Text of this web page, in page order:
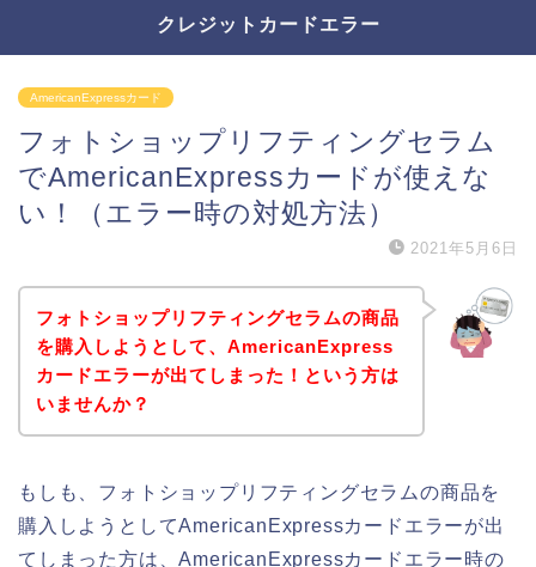
クレジットカードエラー
AmericanExpressカード
フォトショップリフティングセラム
でAmericanExpressカードが使えな
い！（エラー時の対処方法）
2021年5月6日
フォトショップリフティングセラムの商品
を購入しようとして、AmericanExpress
カードエラーが出てしまった！という方は
いませんか？
もしも、フォトショップリフティングセラムの商品を
購入しようとしてAmericanExpressカードエラーが出
てしまった方は、AmericanExpressカードエラー時の